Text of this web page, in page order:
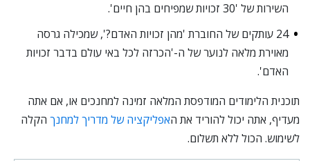
השירות של '30 זכויות שמפיחים בהן חיים'.
24 עותקים של החוברת 'מהן זכויות האדם?',
שמכילה גרסה
מאוירת מלאה לנוער של ה-'הכרזה לכל באי עולם בדבר זכויות
האדם'.
תוכנית הלימודים המודפסת המלאה זמינה למחנכים או, אם אתה
מעדיף, אתה יכול להוריד את האפליקציה של מדריך למחנך הקלה
לשימוש. הכול ללא תשלום.